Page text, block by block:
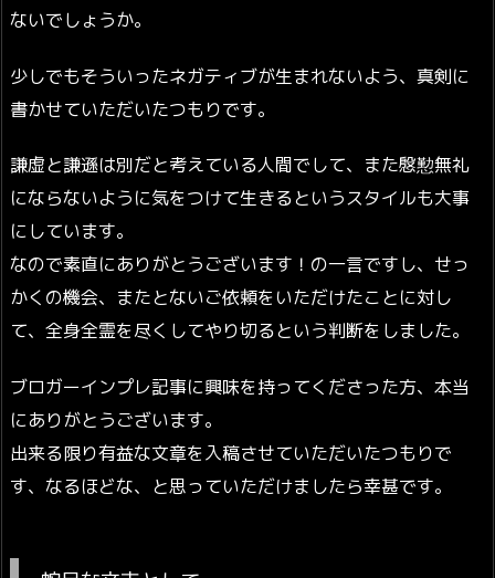
ないでしょうか。
少しでもそういったネガティブが生まれないよう、真剣に
書かせていただいたつもりです。
謙虚と謙遜は別だと考えている人間でして、また慇懃無礼
にならないように気をつけて生きるというスタイルも大事
にしています。
なので素直にありがとうございます！の一言ですし、せっ
かくの機会、またとないご依頼をいただけたことに対し
て、全身全霊を尽くしてやり切るという判断をしました。
ブロガーインプレ記事に興味を持ってくださった方、本当
にありがとうございます。
出来る限り有益な文章を入稿させていただいたつもりで
す、なるほどな、と思っていただけましたら幸甚です。